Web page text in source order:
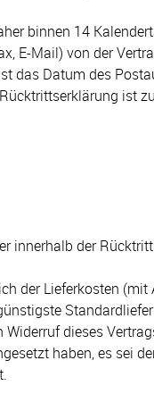
binnen 14
E-Mail) von der
das Datum des
ist
innerhalb der
der Lieferkosten (mit
dieses
haben, es sei